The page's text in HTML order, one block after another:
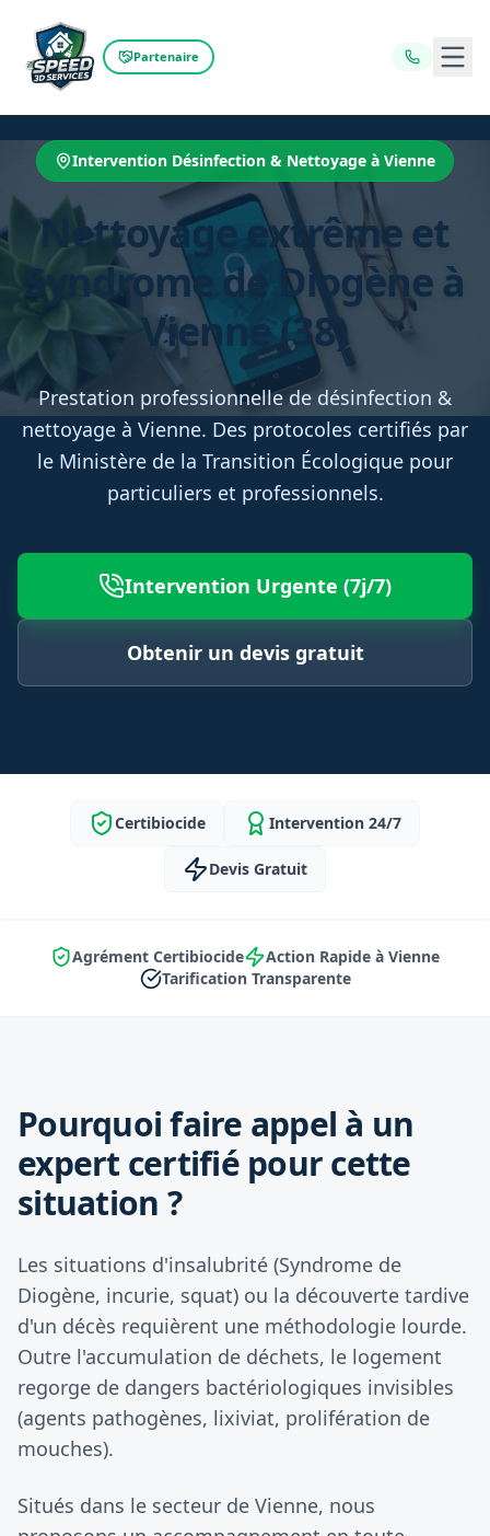
Partenaire
Intervention Désinfection & Nettoyage à Vienne
Nettoyage extrême et
Syndrome de Diogène à
Vienne (38)
Prestation professionnelle de désinfection &
nettoyage à Vienne. Des protocoles certifiés par
le Ministère de la Transition Écologique pour
particuliers et professionnels.
Intervention Urgente (7j/7)
Obtenir un devis gratuit
Certibiocide Intervention 24/7
Devis Gratuit
Agrément Certibiocide
Action Rapide à Vienne
Tarification Transparente
Pourquoi faire appel à un
expert certifié pour cette
situation ?
Les situations d'insalubrité (Syndrome de
Diogène, incurie, squat) ou la découverte tardive
d'un décès requièrent une méthodologie lourde.
Outre l'accumulation de déchets, le logement
regorge de dangers bactériologiques invisibles
(agents pathogènes, lixiviat, prolifération de
mouches).
Situés dans le secteur de Vienne, nous